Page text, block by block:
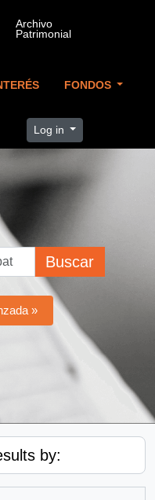
FONDOS
Log in
Buscar
»
by: